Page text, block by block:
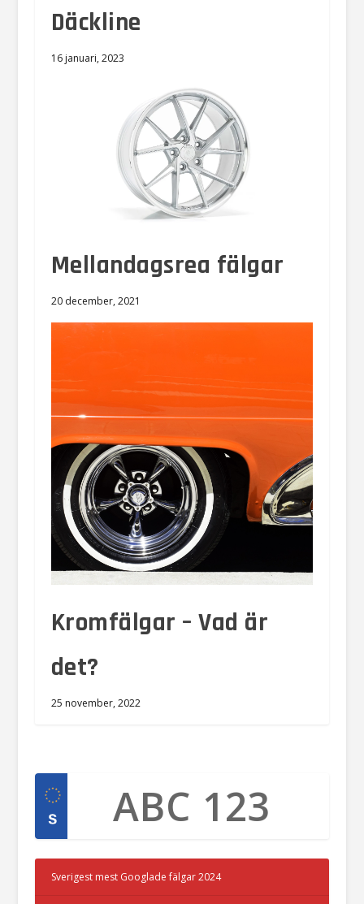
Däckline
16 januari, 2023
Mellandagsrea fälgar
20 december, 2021
Kromfälgar – Vad är
det?
25 november, 2022
Sverigest mest Googlade fälgar 2024